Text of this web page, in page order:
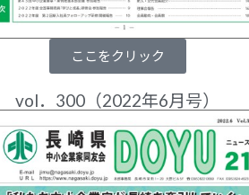
ここをクリック
vol．300（2022年6月号）